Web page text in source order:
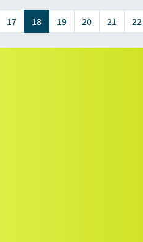
17 18(current)
19 20 21 22